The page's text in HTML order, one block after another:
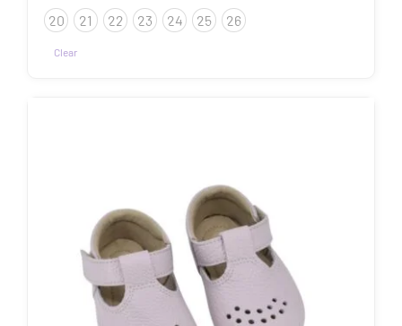
20 21 22 23 24 25 26
Clear
tootelehel.